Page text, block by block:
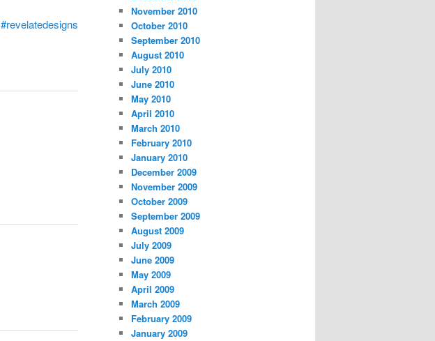
#revelatedesigns
November 2010
October 2010
September 2010
August 2010
July 2010
June 2010
May 2010
April 2010
March 2010
February 2010
January 2010
December 2009
November 2009
October 2009
September 2009
August 2009
July 2009
June 2009
May 2009
April 2009
March 2009
February 2009
January 2009